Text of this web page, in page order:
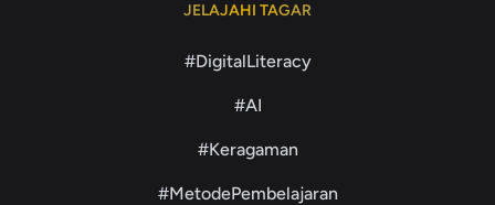
JELAJAHI TAGAR
#DigitalLiteracy
#AI
#Keragaman
#MetodePembelajaran